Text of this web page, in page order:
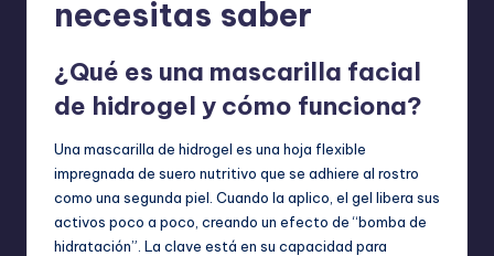
necesitas saber
¿Qué es una mascarilla facial
de hidrogel y cómo funciona?
Una mascarilla de hidrogel es una hoja flexible
impregnada de suero nutritivo que se adhiere al rostro
como una segunda piel. Cuando la aplico, el gel libera sus
activos poco a poco, creando un efecto de “bomba de
hidratación”. La clave está en su capacidad para